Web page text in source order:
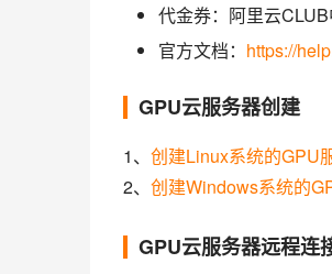
代金券：阿里云
官方文档： https://
GPU云服务器创建
1、 创建Linux系统的GPU
2、 创建Windows系统的
GPU云服务器远程连